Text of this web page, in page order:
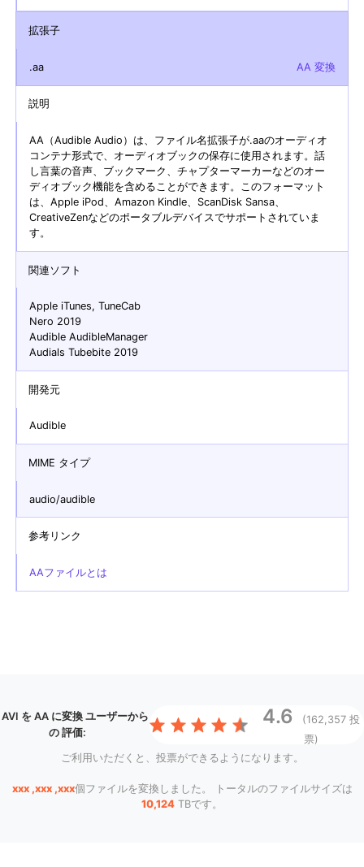
拡張子
.aa AA 変換
説明
AA（Audible Audio）は、ファイル名拡張子が.aaのオーディオ
コンテナ形式で、オーディオブックの保存に使用されます。話
し言葉の音声、ブックマーク、チャプターマーカーなどのオー
ディオブック機能を含めることができます。このフォーマット
は、Apple iPod、Amazon Kindle、ScanDisk Sansa、
CreativeZenなどのポータブルデバイスでサポートされていま
す。
関連ソフト
Apple iTunes, TuneCab
Nero 2019
Audible AudibleManager
Audials Tubebite 2019
開発元
Audible
MIME タイプ
audio/audible
参考リンク
AAファイルとは
AVI を AA に変換 ユーザーから
の 評価:
4.6
(162,357 投
票)
ご利用いただくと、投票ができるようになります。
xxx ,xxx ,xxx個ファイルを変換しました。 トータルのファイルサイズは
10,124 TBです。